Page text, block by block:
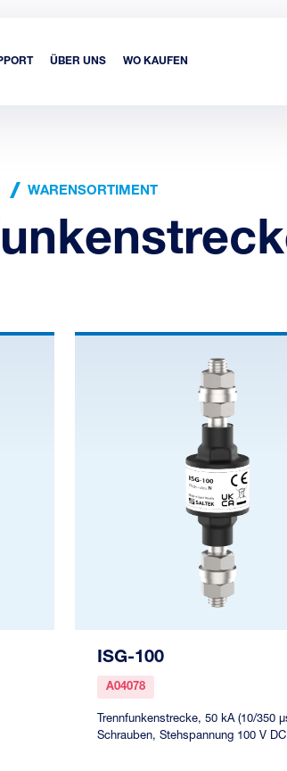
ÜBER UNS WO KAUFEN
WARENSORTIMENT
ISG-100
A04078
Trennfunkenstrecke, 50 kA (10/350
Schrauben, Stehspannung 100 V DC